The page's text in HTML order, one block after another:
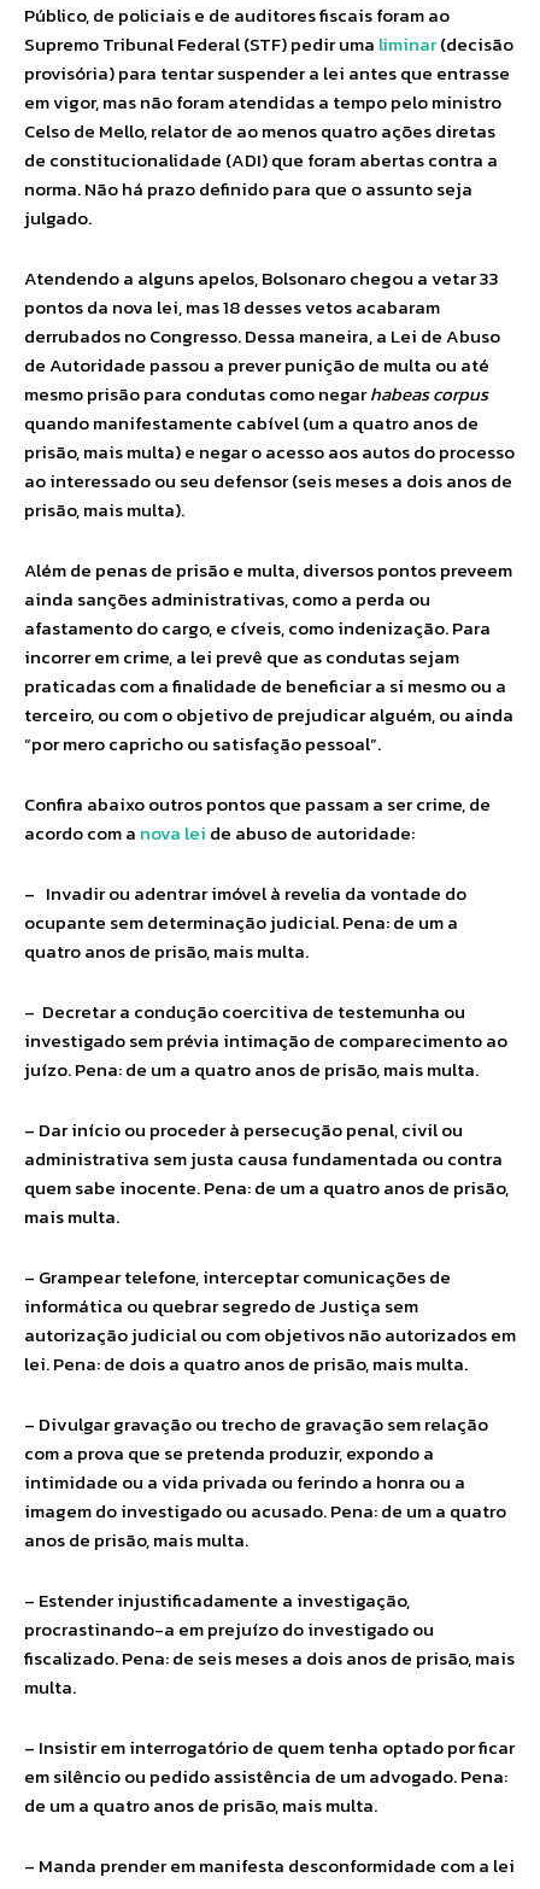
Público, de policiais e de auditores fiscais foram ao
Supremo Tribunal Federal (STF) pedir uma liminar(decisão
provisória) para tentar suspender a lei antes que entrasse
em vigor, mas não foram atendidas a tempo pelo ministro
Celso de Mello, relator de ao menos quatro ações diretas
de constitucionalidade (ADI) que foram abertas contra a
norma. Não há prazo definido para que o assunto seja
julgado.
Atendendo a alguns apelos, Bolsonaro chegou a vetar 33
pontos da nova lei, mas 18 desses vetos acabaram
derrubados no Congresso. Dessa maneira, a Lei de Abuso
de Autoridade passou a prever punição de multa ou até
mesmo prisão para condutas como negarhabeas corpus
quando manifestamente cabível (um a quatro anos de
prisão, mais multa) e negar o acesso aos autos do processo
ao interessado ou seu defensor (seis meses a dois anos de
prisão, mais multa).
Além de penas de prisão e multa, diversos pontos preveem
ainda sanções administrativas, como a perda ou
afastamento do cargo, e cíveis, como indenização. Para
incorrer em crime, a lei prevê que as condutas sejam
praticadas com a finalidade de beneficiar a si mesmo ou a
terceiro, ou com o objetivo de prejudicar alguém, ou ainda
“por mero capricho ou satisfação pessoal”.
Confira abaixo outros pontos que passam a ser crime, de
acordo com a nova lei de abuso de autoridade:
– Invadir ou adentrar imóvel à revelia da vontade do
ocupante sem determinação judicial. Pena: de um a
quatro anos de prisão, mais multa.
– Decretar a condução coercitiva de testemunha ou
investigado sem prévia intimação de comparecimento ao
juízo. Pena: de um a quatro anos de prisão, mais multa.
– Dar início ou proceder à persecução penal, civil ou
administrativa sem justa causa fundamentada ou contra
quem sabe inocente. Pena: de um a quatro anos de prisão,
mais multa.
– Grampear telefone, interceptar comunicações de
informática ou quebrar segredo de Justiça sem
autorização judicial ou com objetivos não autorizados em
lei. Pena: de dois a quatro anos de prisão, mais multa.
– Divulgar gravação ou trecho de gravação sem relação
com a prova que se pretenda produzir, expondo a
intimidade ou a vida privada ou ferindo a honra ou a
imagem do investigado ou acusado. Pena: de um a quatro
anos de prisão, mais multa.
– Estender injustificadamente a investigação,
procrastinando-a em prejuízo do investigado ou
fiscalizado. Pena: de seis meses a dois anos de prisão, mais
multa.
– Insistir em interrogatório de quem tenha optado por ficar
em silêncio ou pedido assistência de um advogado. Pena:
de um a quatro anos de prisão, mais multa.
– Manda prender em manifesta desconformidade com a lei